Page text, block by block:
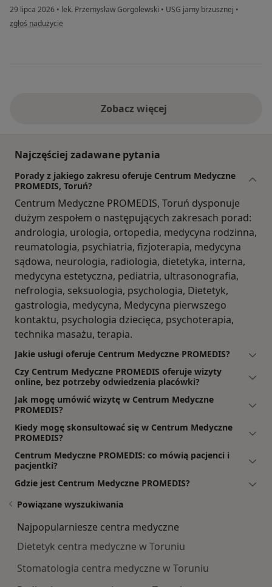
29 lipca 2026 • lek. Przemysław Gorgolewski • USG jamy brzusznej •
w opinii użytkownika Wik
zgłoś nadużycie
Zobacz więcej
Najczęściej zadawane pytania
Porady z jakiego zakresu oferuje Centrum Medyczne
PROMEDIS, Toruń?
Centrum Medyczne PROMEDIS, Toruń dysponuje
dużym zespołem o następujących zakresach porad:
andrologia, urologia, ortopedia, medycyna rodzinna,
reumatologia, psychiatria, fizjoterapia, medycyna
sądowa, neurologia, radiologia, dietetyka, interna,
medycyna estetyczna, pediatria, ultrasonografia,
nefrologia, seksuologia, psychologia, Dietetyk,
gastrologia, medycyna, Medycyna pierwszego
kontaktu, psychologia dziecięca, psychoterapia,
technika masażu, terapia.
Jakie usługi oferuje Centrum Medyczne PROMEDIS?
Czy Centrum Medyczne PROMEDIS oferuje wizyty
online, bez potrzeby odwiedzenia placówki?
Jak mogę umówić wizytę w Centrum Medyczne
PROMEDIS?
Kiedy mogę skonsultować się w Centrum Medyczne
PROMEDIS?
Centrum Medyczne PROMEDIS: co mówią pacjenci i
pacjentki?
Gdzie jest Centrum Medyczne PROMEDIS?
Powiązane wyszukiwania
Najpopularniesze centra medyczne
Dietetyk centra medyczne w Toruniu
Stomatologia centra medyczne w Toruniu